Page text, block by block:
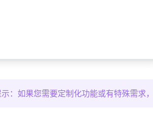
：如果您需要定制化功能或有特殊需求